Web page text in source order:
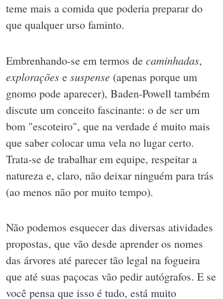
teme mais a comida que poderia preparar do
que qualquer urso faminto.
Embrenhando-se em termos de caminhadas,
explorações e suspense (apenas porque um
gnomo pode aparecer), Baden-Powell também
discute um conceito fascinante: o de ser um
bom "escoteiro", que na verdade é muito mais
que saber colocar uma vela no lugar certo.
Trata-se de trabalhar em equipe, respeitar a
natureza e, claro, não deixar ninguém para trás
(ao menos não por muito tempo).
Não podemos esquecer das diversas atividades
propostas, que vão desde aprender os nomes
das árvores até parecer tão legal na fogueira
que até suas paçocas vão pedir autógrafos. E se
você pensa que isso é tudo, está muito